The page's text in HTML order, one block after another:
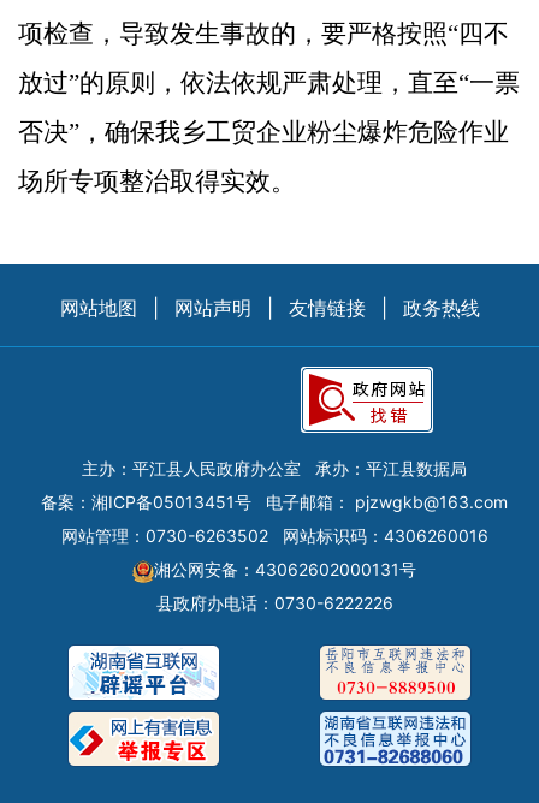
项检查，导致发生事故的，要严格按照“四不
放过”的原则，依法依规严肃处理，直至“一票
否决”，确保我乡工贸企业粉尘爆炸危险作业
场所专项整治取得实效。
网站地图 网站声明 友情链接 政务热线
主办：平江县人民政府办公室
承办：平江县数据局
备案： 湘ICP备05013451号 电子邮箱： pjzwgkb@163.com
网站管理：0730-6263502
网站标识码：4306260016
湘公网安备：43062602000131号
县政府办电话：0730-6222226